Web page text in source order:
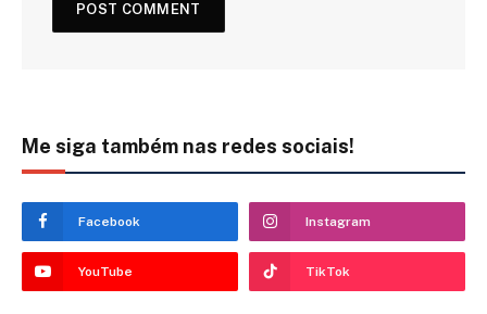
Me siga também nas redes sociais!
Facebook Instagram
YouTube TikTok